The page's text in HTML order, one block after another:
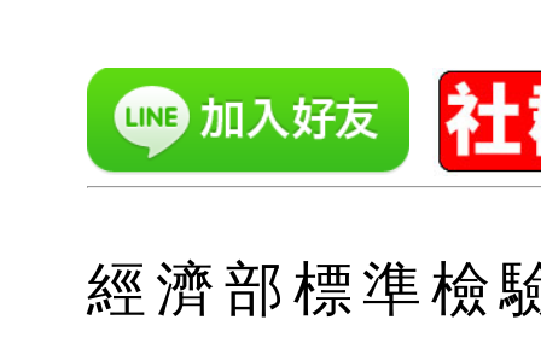
經濟部標準檢